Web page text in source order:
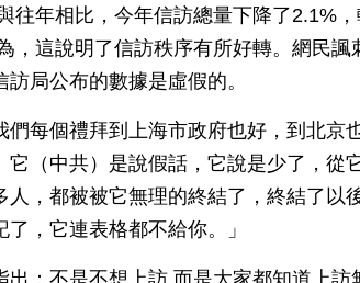
往年相比，今年信訪總量下降了2.1%
，這說明了信訪秩序有所好轉。網民諷
局公布的數據是虛假的。
們每個禮拜到上海市政府也好，到北京
它（中共）是說假話，它說是少了，從
人，都被被它無理的終結了，終結了以
，它連表格都不給你。」